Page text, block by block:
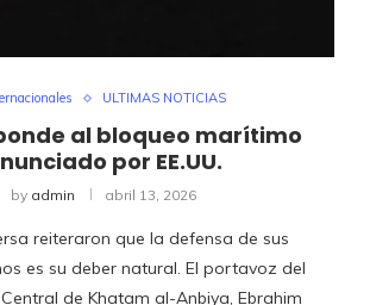
ULTIMAS NOTICIAS
al bloqueo marítimo
por EE.UU.
by admin abril 13, 2026
reiteraron que la defensa de sus
es su deber natural. El portavoz del
de Khatam al-Anbiya, Ebrahim